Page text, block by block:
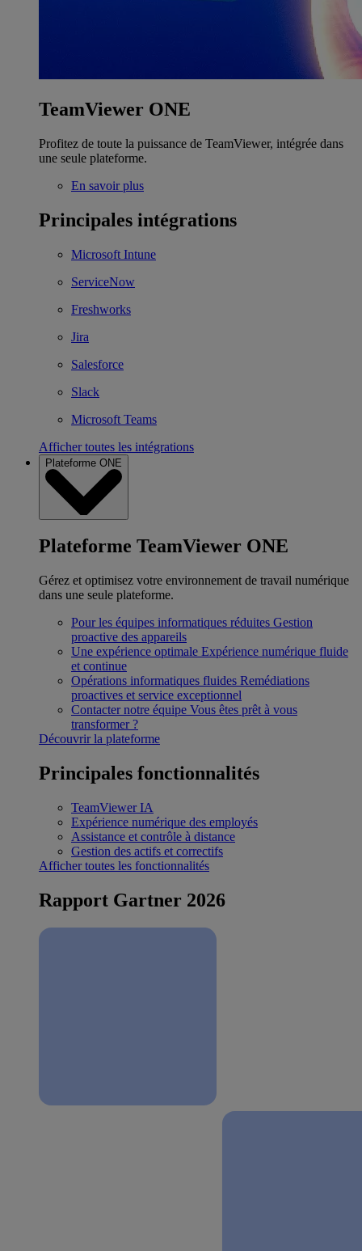
TeamViewer ONE
Profitez de toute la puissance de TeamViewer, intégrée dans
une seule plateforme.
En savoir plus
Principales intégrations
Microsoft Intune
ServiceNow
Freshworks
Jira
Salesforce
Slack
Microsoft Teams
Afficher toutes les intégrations
Plateforme ONE
Plateforme TeamViewer ONE
Gérez et optimisez votre environnement de travail numérique
dans une seule plateforme.
Pour les équipes informatiques réduites Gestion
proactive des appareils
Une expérience optimale Expérience numérique fluide
et continue
Opérations informatiques fluides Remédiations
proactives et service exceptionnel
Contacter notre équipe Vous êtes prêt à vous
transformer ?
Découvrir la plateforme
Principales fonctionnalités
TeamViewer IA
Expérience numérique des employés
Assistance et contrôle à distance
Gestion des actifs et correctifs
Afficher toutes les fonctionnalités
Rapport Gartner 2026